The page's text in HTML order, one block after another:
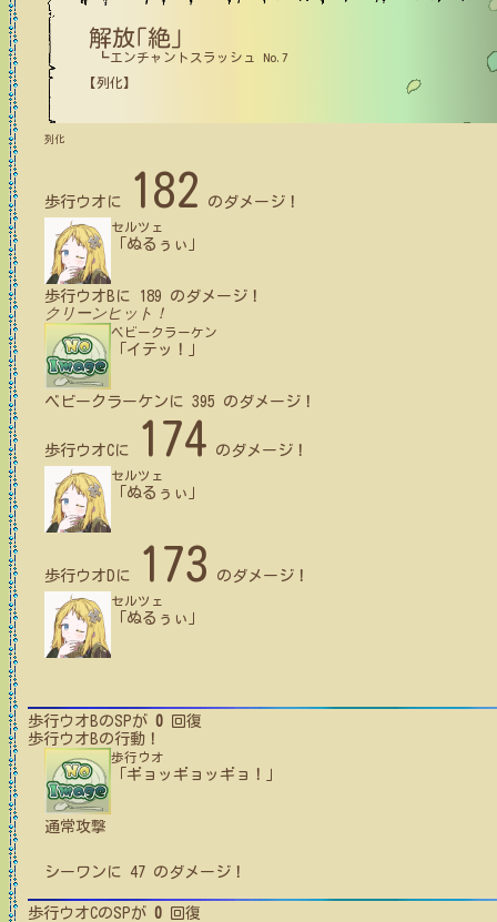
解放｢絶｣
┗エンチャントスラッシュ No.7
【列化】
列化
歩行ウオ に 182 のダメージ！
セルツェ
「ぬるぅぃ」
歩行ウオB に 189 のダメージ！
クリーンヒット！
ベビークラーケン
「イテッ！」
ベビークラーケン に 395 のダメージ！
歩行ウオCに 174 のダメージ！
セルツェ
「ぬるぅぃ」
歩行ウオD に 173 のダメージ！
セルツェ
「ぬるぅぃ」
歩行ウオBのSPが 0 回復
歩行ウオBの行動！
歩行ウオ
「ギョッギョッギョ！」
通常攻撃
シーワン に 47 のダメージ！
歩行ウオCのSPが 0 回復